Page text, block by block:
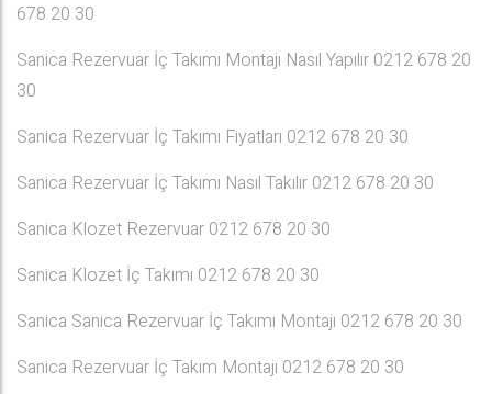
678 20 30
Sanica Rezervuar İç Takımı Montajı Nasıl Yapılır 0212 678 20
30
Sanica Rezervuar İç Takımı Fiyatları 0212 678 20 30
Sanica Rezervuar İç Takımı Nasıl Takılır 0212 678 20 30
Sanica Klozet Rezervuar 0212 678 20 30
Sanica Klozet İç Takımı 0212 678 20 30
Sanica Sanica Rezervuar İç Takımı Montajı 0212 678 20 30
Sanica Rezervuar İç Takım Montajı 0212 678 20 30